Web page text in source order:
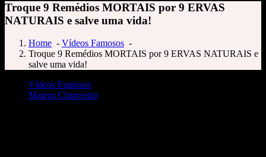
Troque 9 Remédios MORTAIS por 9 ERVAS
NATURAIS e salve uma vida!
Home - Vídeos Famosos -
Troque 9 Remédios MORTAIS por 9 ERVAS NATURAIS e
salve uma vida!
Vídeos Famosos
Mateus Chiaverini